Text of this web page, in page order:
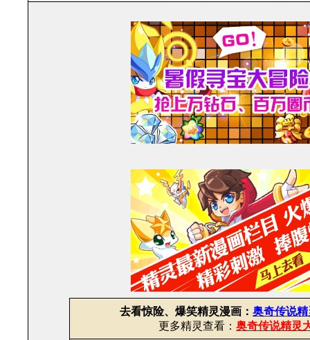
去看惊险、爆笑精灵漫画：奥奇传说
更多精灵查看：奥奇传说精灵